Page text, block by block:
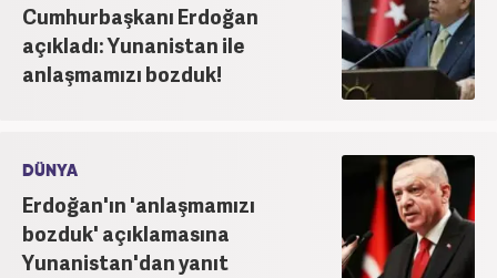
Cumhurbaşkanı Erdoğan
açıkladı: Yunanistan ile
anlaşmamızı bozduk!
DÜNYA
Erdoğan'ın 'anlaşmamızı
bozduk' açıklamasına
Yunanistan'dan yanıt